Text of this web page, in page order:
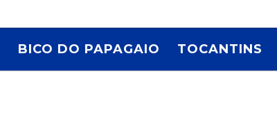
BICO DO PAPAGAIO TOCANTINS